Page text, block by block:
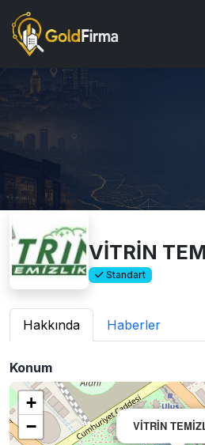
VİTRİN
Standart
Hakkında Haberler
Konum
VİTRİN
+
−